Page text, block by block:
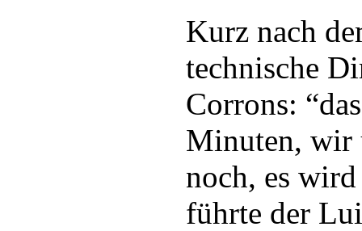
Kurz nach
technische
Corrons:
Minuten, wir
noch, es
führte der